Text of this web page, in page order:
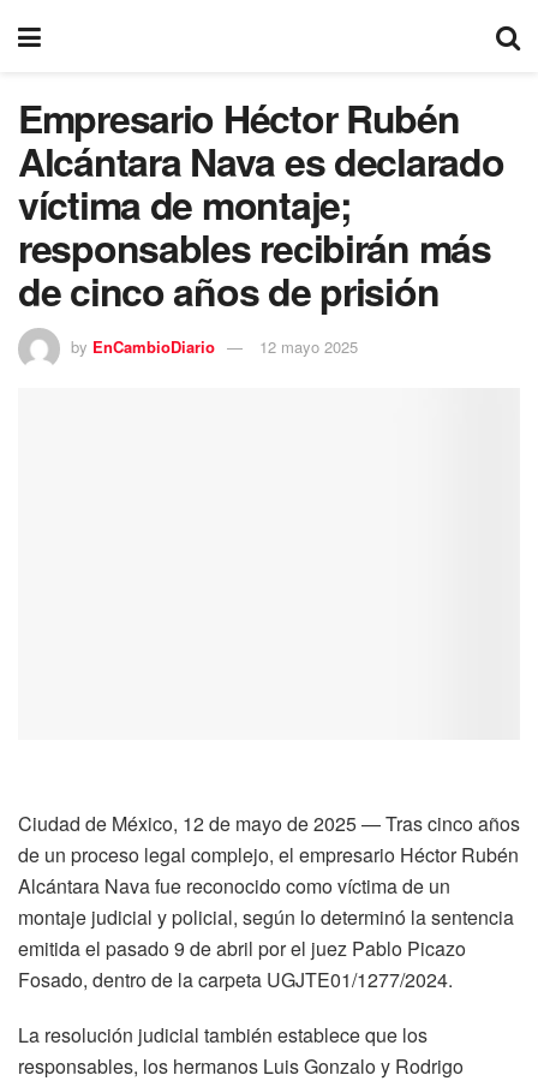
Empresario Héctor Rubén
Alcántara Nava es declarado
víctima de montaje;
responsables recibirán más
de cinco años de prisión
by EnCambioDiario 12 mayo 2025
Ciudad de México, 12 de mayo de 2025 — Tras cinco años
de un proceso legal complejo, el empresario Héctor Rubén
Alcántara Nava fue reconocido como víctima de un
montaje judicial y policial, según lo determinó la sentencia
emitida el pasado 9 de abril por el juez Pablo Picazo
Fosado, dentro de la carpeta UGJTE01/1277/2024.
La resolución judicial también establece que los
responsables, los hermanos Luis Gonzalo y Rodrigo